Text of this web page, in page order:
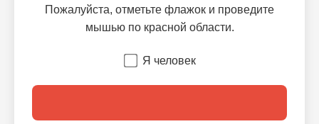
Пожалуйста, отметьте флажок и проведите
мышью по красной области.
Я человек